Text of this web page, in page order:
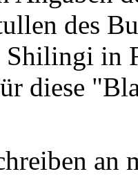
des
Shilingi in
diese